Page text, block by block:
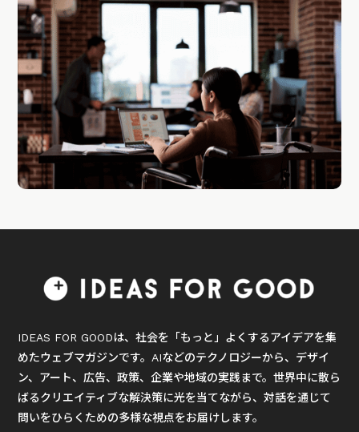
IDEAS FOR GOODは、社会を「もっと」よくするアイデアを集
めたウェブマガジンです。AIなどのテクノロジーから、デザイ
ン、アート、広告、政策、企業や地域の実践まで。世界中に散ら
ばるクリエイティブな解決策に光を当てながら、対話を通じて
問いをひらくための多様な視点をお届けします。